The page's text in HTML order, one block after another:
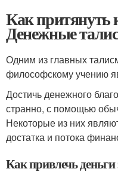
Как притянуть
Денежные
Одним из главных
философскому учению
Достичь денежного
странно, с помощью
Некоторые из них
достатка и потока
Как привлечь деньги